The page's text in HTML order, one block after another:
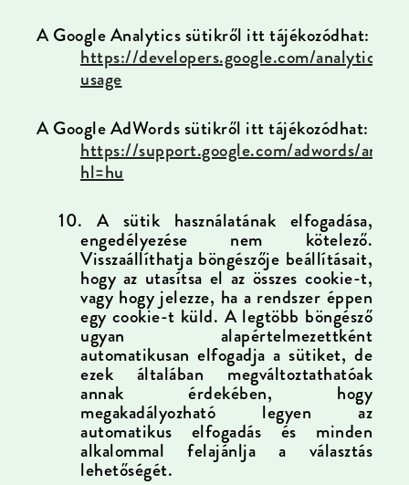
A Google Analytics sütikről itt tájékozódhat:
https://developers.google.com/analytics/
usage
A Google AdWords sütikről itt tájékozódhat:
https://support.google.com/adwords/
hl=hu
10. A sütik használatának elfogadása,
engedélyezése nem kötelező.
Visszaállíthatja böngészője beállításait,
hogy az utasítsa el az összes cookie-t,
vagy hogy jelezze, ha a rendszer éppen
egy cookie-t küld. A legtöbb böngésző
ugyan alapértelmezettként
automatikusan elfogadja a sütiket, de
ezek általában megváltoztathatóak
annak érdekében, hogy
megakadályozható legyen az
automatikus elfogadás és minden
alkalommal felajánlja a választás
lehetőségét.